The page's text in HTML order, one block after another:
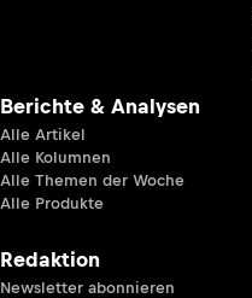
Berichte & Analysen
Alle Artikel
Alle Kolumnen
Alle Themen der Woche
Alle Produkte
Redaktion
Newsletter abonnieren